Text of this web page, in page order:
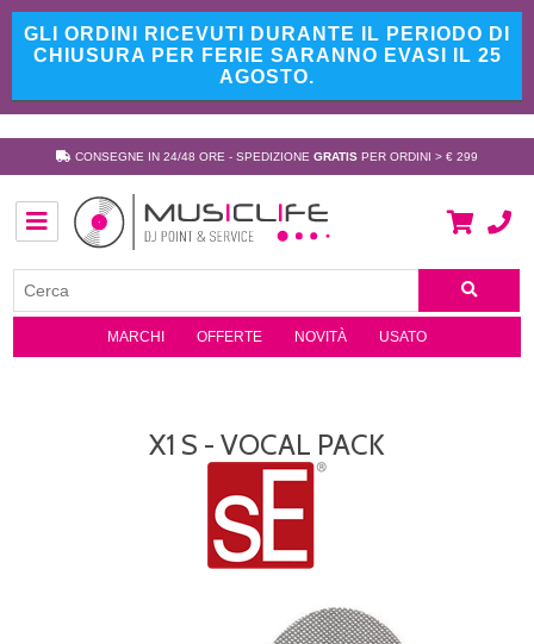
GLI ORDINI RICEVUTI DURANTE IL PERIODO DI
CHIUSURA PER FERIE SARANNO EVASI IL 25
AGOSTO.
CONSEGNE IN 24/48 ORE - SPEDIZIONE GRATIS PER ORDINI > € 299
MARCHI OFFERTE NOVITÀ USATO
X1 S - VOCAL PACK